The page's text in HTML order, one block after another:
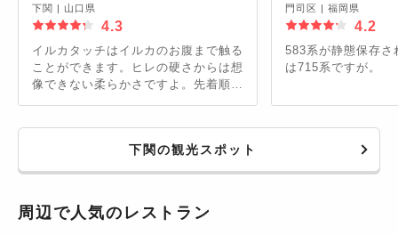
下関 | 山口県
4.3
イルカタッチはイルカのお腹まで触る
ことができます。ヒレの硬さからは想
像できない柔らかさですよ。先着順で
門司区 | 福岡県
4.2
583系が静態保存さ
は715系ですが。
下関の観光スポット
周辺で人気のレストラン